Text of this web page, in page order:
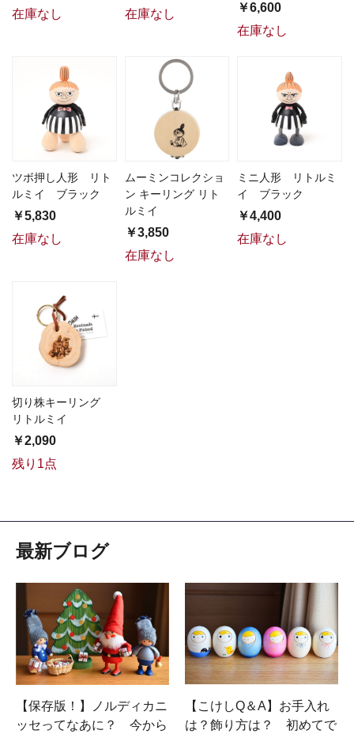
在庫なし
在庫なし
￥6,600
在庫なし
ツボ押し人形 リト
ルミイ ブラック
￥5,830
在庫なし
ムーミンコレクショ
ン キーリング リト
ルミイ
￥3,850
在庫なし
ミニ人形 リトルミ
イ ブラック
￥4,400
在庫なし
切り株キーリング
リトルミイ
￥2,090
残り1点
最新ブログ
【保存版！】ノルディカニ
ッセってなあに？ 今から
【こけしQ＆A】お手入れ
は？飾り方は？ 初めてで